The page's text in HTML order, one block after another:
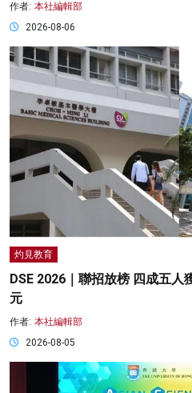
作者: 本社編輯部
2026-08-06
灼見教育
DSE 2026｜聯招放榜 四成五人
元
作者: 本社編輯部
2026-08-05